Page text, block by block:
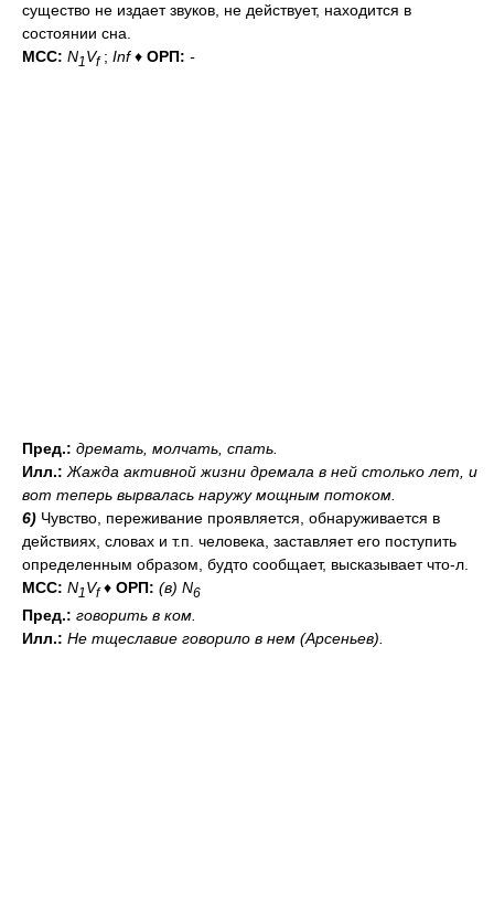
существо не издает звуков, не действует, находится в
состоянии сна.
МСС: N1 Vf; Inf ♦ ОРП: -
Пред.: дремать, молчать, спать.
Илл.: Жажда активной жизни дремала в ней столько лет, и
вот теперь вырвалась наружу мощным потоком.
6) Чувство, переживание проявляется, обнаруживается в
действиях, словах и т.п. человека, заставляет его поступить
определенным образом, будто сообщает, высказывает что-л.
МСС: N1 Vf ♦ ОРП: (в) N6
Пред.: говорить в ком
Илл.: Не тщеславие говорило в нем (Арсеньев).